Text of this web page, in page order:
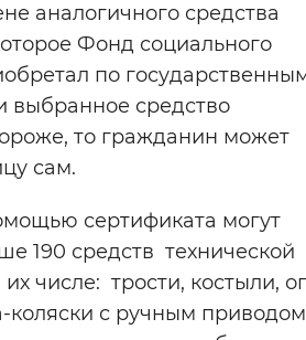
аналогичного средства
Фонд социального
по
выбранное средство
то гражданин может
сам.
сертификата могут
190 средств технической
числе: трости, костыли,
коляски с ручным